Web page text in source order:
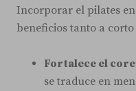
Incorporar el pilates
beneficios tanto a
Fortalece el
se traduce en